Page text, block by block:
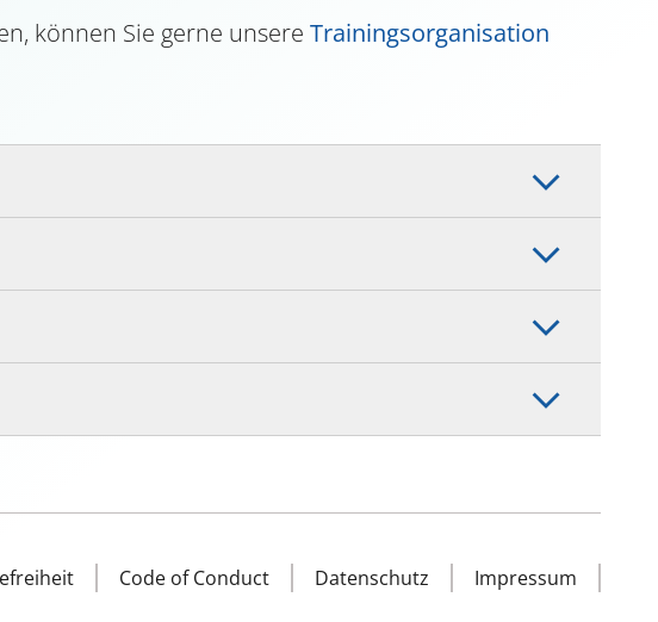
können Sie gerne unsere Trainingsorganisation
Code of Conduct Datenschutz Impressum